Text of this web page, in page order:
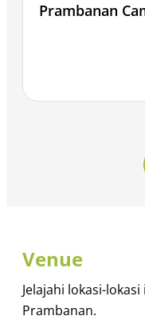
Prambanan
Venue
Jelajahi lokasi-
Prambanan.